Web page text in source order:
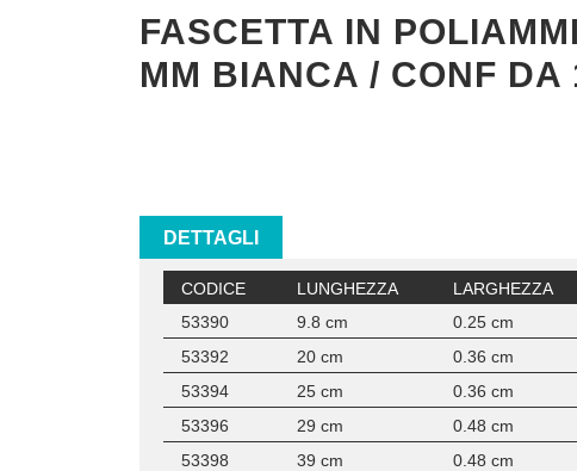
FASCETTA IN
MM BIANCA / CONF DA
DETTAGLI
CODICE LUNGHEZZA
LARGHEZZA
53390
9.8 cm
0.25 cm
53392
20 cm
0.36 cm
53394
25 cm
0.36 cm
53396
29 cm
0.48 cm
53398
39 cm 0.48 cm